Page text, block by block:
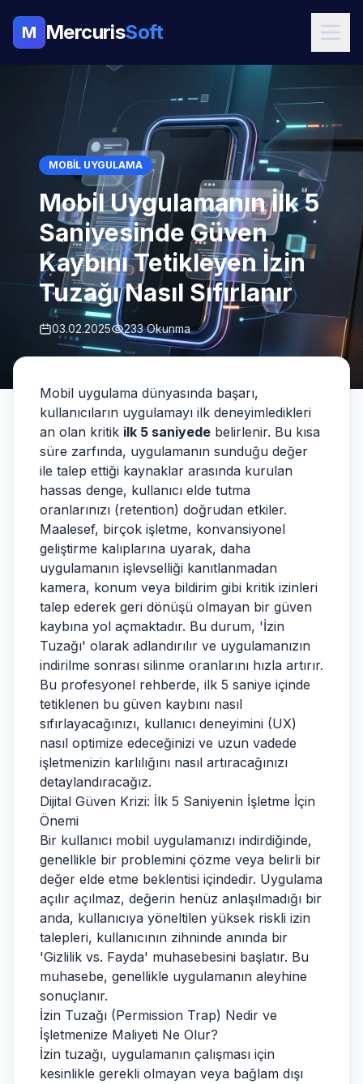
M MercurisSoft
MOBIL UYGULAMA
Mobil Uygulamanın İlk 5
Saniyesinde Güven
Kaybını Tetikleyen İzin
Tuzağı Nasıl Sıfırlanır
03.02.2025 233 Okunma
Mobil uygulama dünyasında başarı,
kullanıcıların uygulamayı ilk deneyimledikleri
an olan kritik ilk 5 saniyede belirlenir. Bu kısa
süre zarfında, uygulamanın sunduğu değer
ile talep ettiği kaynaklar arasında kurulan
hassas denge, kullanıcı elde tutma
oranlarınızı (retention) doğrudan etkiler.
Maalesef, birçok işletme, konvansiyonel
geliştirme kalıplarına uyarak, daha
uygulamanın işlevselliği kanıtlanmadan
kamera, konum veya bildirim gibi kritik izinleri
talep ederek geri dönüşü olmayan bir güven
kaybına yol açmaktadır. Bu durum, 'İzin
Tuzağı' olarak adlandırılır ve uygulamanızın
indirilme sonrası silinme oranlarını hızla artırır.
Bu profesyonel rehberde, ilk 5 saniye içinde
tetiklenen bu güven kaybını nasıl
sıfırlayacağınızı, kullanıcı deneyimini (UX)
nasıl optimize edeceğinizi ve uzun vadede
işletmenizin karlılığını nasıl artıracağınızı
detaylandıracağız.
Dijital Güven Krizi: İlk 5 Saniyenin İşletme İçin
Önemi
Bir kullanıcı mobil uygulamanızı indirdiğinde,
genellikle bir problemini çözme veya belirli bir
değer elde etme beklentisi içindedir. Uygulama
açılır açılmaz, değerin henüz anlaşılmadığı bir
anda, kullanıcıya yöneltilen yüksek riskli izin
talepleri, kullanıcının zihninde anında bir
'Gizlilik vs. Fayda' muhasebesini başlatır. Bu
muhasebe, genellikle uygulamanın aleyhine
sonuçlanır.
İzin Tuzağı (Permission Trap) Nedir ve
İşletmenize Maliyeti Ne Olur?
İzin tuzağı, uygulamanın çalışması için
kesinlikle gerekli olmayan veya bağlam dışı